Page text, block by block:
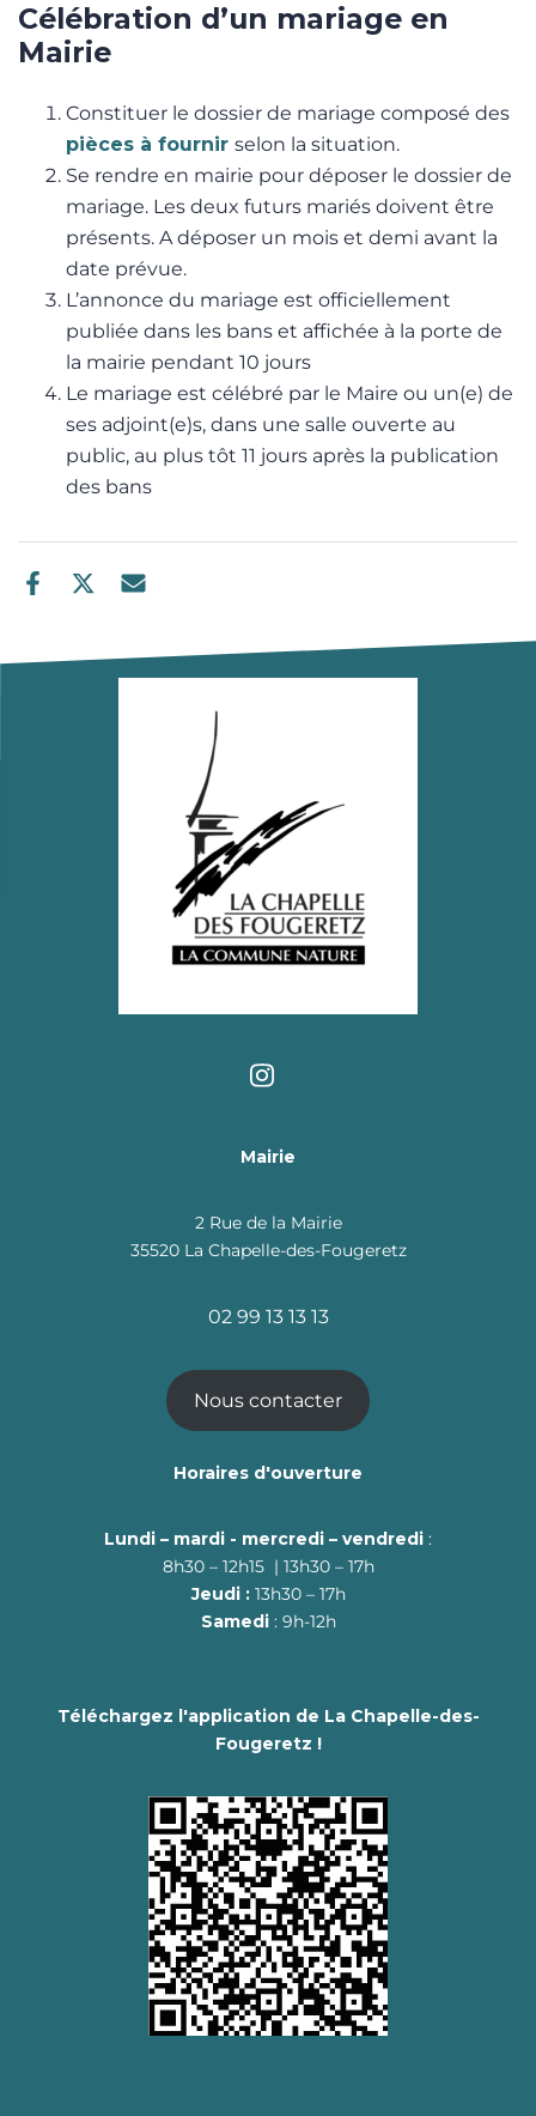
Célébration d’un mariage en
Mairie
Constituer le dossier de mariage composé des
pièces à fournir selon la situation.
Se rendre en mairie pour déposer le dossier de
mariage. Les deux futurs mariés doivent être
présents. A déposer un mois et demi avant la
date prévue.
L’annonce du mariage est officiellement
publiée dans les bans et affichée à la porte de
la mairie pendant 10 jours
Le mariage est célébré par le Maire ou un(e) de
ses adjoint(e)s, dans une salle ouverte au
public, au plus tôt 11 jours après la publication
des bans
Mairie
2 Rue de la Mairie
35520 La Chapelle-des-Fougeretz
02 99 13 13 13
Nous contacter
Horaires d'ouverture
Lundi – mardi - mercredi – vendredi :
8h30 – 12h15 | 13h30 – 17h
Jeudi :13h30 – 17h
Samedi : 9h-12h
Téléchargez l'application de La Chapelle-des-
Fougeretz !